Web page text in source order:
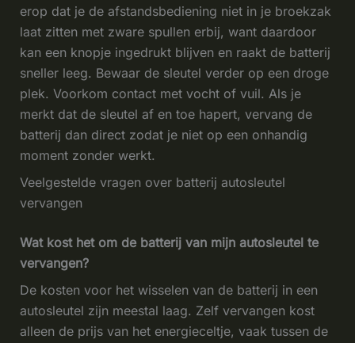
erop dat je de afstandsbediening niet in je broekzak
laat zitten met zware spullen erbij, want daardoor
kan een knopje ingedrukt blijven en raakt de batterij
sneller leeg. Bewaar de sleutel verder op een droge
plek. Voorkom contact met vocht of vuil. Als je
merkt dat de sleutel af en toe hapert, vervang de
batterij dan direct zodat je niet op een onhandig
moment zonder werkt.
Veelgestelde vragen over batterij autosleutel
vervangen
Wat kost het om de batterij van mijn autosleutel te
vervangen?
De kosten voor het wisselen van de batterij in een
autosleutel zijn meestal laag. Zelf vervangen kost
alleen de prijs van het energieceltje, vaak tussen de